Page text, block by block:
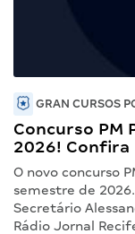
GRAN CURSOS
Concurso PM
2026! Confira
O novo concurso
semestre de
Secretário
Rádio Jornal